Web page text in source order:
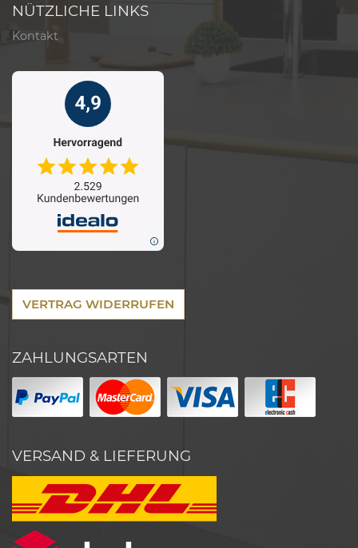
NÜTZLICHE LINKS
Kontakt
VERTRAG WIDERRUFEN
ZAHLUNGSARTEN
VERSAND & LIEFERUNG